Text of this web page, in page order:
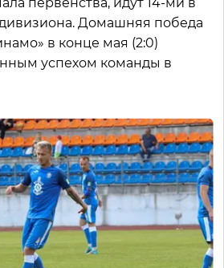
Домашняя победа
в конце мая (2:0)
успехом команды в